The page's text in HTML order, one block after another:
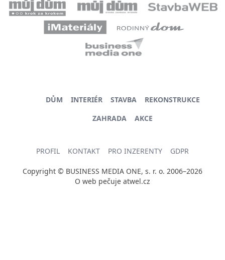
DŮM INTERIÉR STAVBA
REKONSTRUKCE
ZAHRADA
AKCE
PROFIL KONTAKT PRO INZERENTY GDPR
Copyright © BUSINESS MEDIA ONE, s. r. o. 2006–2026